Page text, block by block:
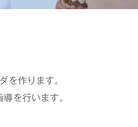
を作ります。
を行います。